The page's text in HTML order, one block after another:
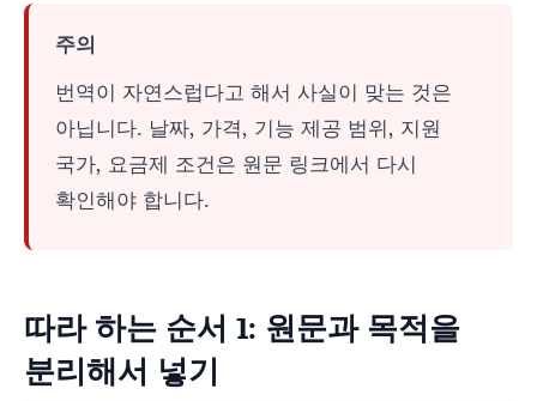
주의
번역이 자연스럽다고 해서 사실이 맞는 것은
아닙니다. 날짜, 가격, 기능 제공 범위, 지원
국가, 요금제 조건은 원문 링크에서 다시
확인해야 합니다.
따라 하는 순서 1: 원문과 목적을
분리해서 넣기